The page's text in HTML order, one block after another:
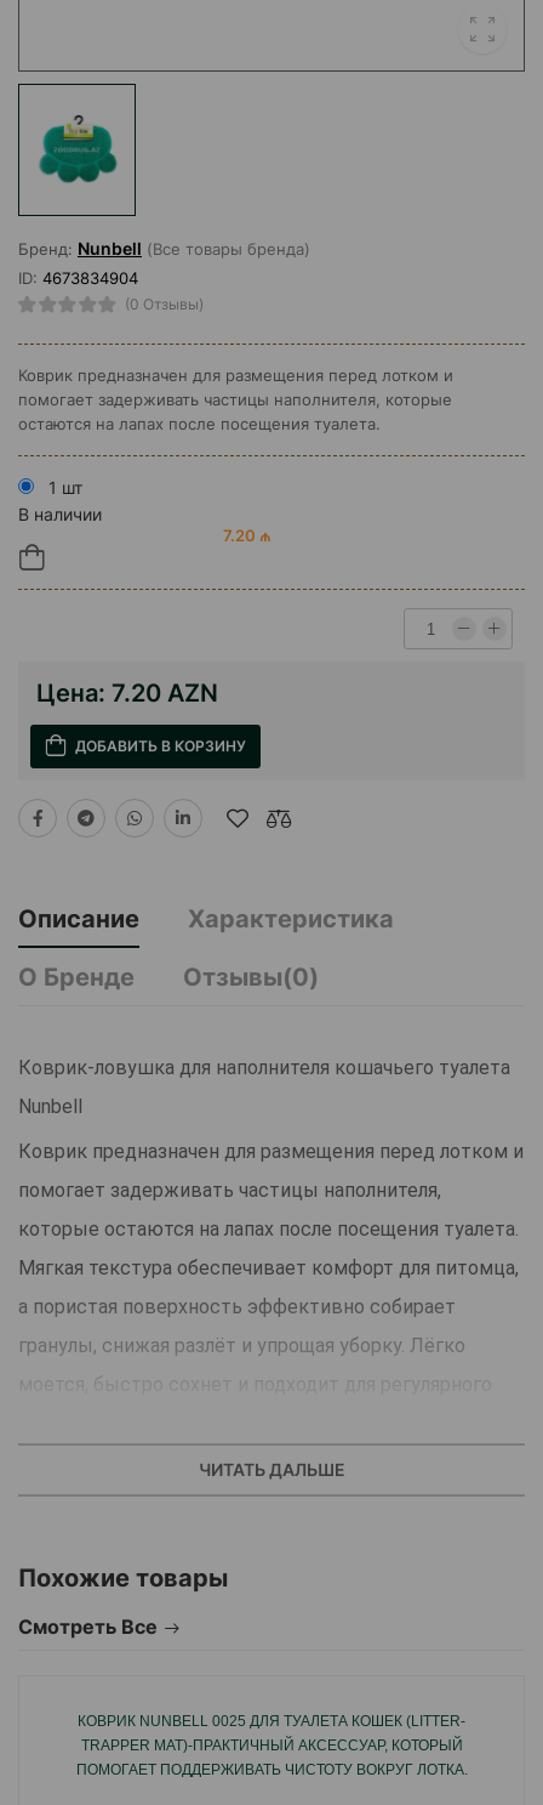
Бренд: Nunbell (Все товары бренда)
ID: 4673834904
(0 Отзывы)
Коврик предназначен для размещения перед лотком и
помогает задерживать частицы наполнителя, которые
остаются на лапах после посещения туалета.
1 шт
В наличии
7.20 ₼
Цена: 7.20 AZN
ДОБАВИТЬ В КОРЗИНУ
Описание
Характеристика
О Бренде
Отзывы(0)
Коврик-ловушка для наполнителя кошачьего туалета
Nunbell
Коврик предназначен для размещения перед лотком и
помогает задерживать частицы наполнителя,
которые остаются на лапах после посещения туалета.
Мягкая текстура обеспечивает комфорт для питомца,
а пористая поверхность эффективно собирает
гранулы, снижая разлёт и упрощая уборку. Лёгко
моется, быстро сохнет и подходит для регулярного
более привлекательным и гармонично вписывается в
пространство.
Задерживает частицы наполнителя.
Снижает загрязнение пола вокруг лотка.
Эстетичная форма.
Тип: коврик для кошачьего туалета.
ЧИТАТЬ ДАЛЬШЕ
Похожие товары
Смотреть Все
КОВРИК NUNBELL 0025 ДЛЯ ТУАЛЕТА КОШЕК (LITTER-
TRAPPER MAT)-ПРАКТИЧНЫЙ АКСЕССУАР, КОТОРЫЙ
ПОМОГАЕТ ПОДДЕРЖИВАТЬ ЧИСТОТУ ВОКРУГ ЛОТКА.